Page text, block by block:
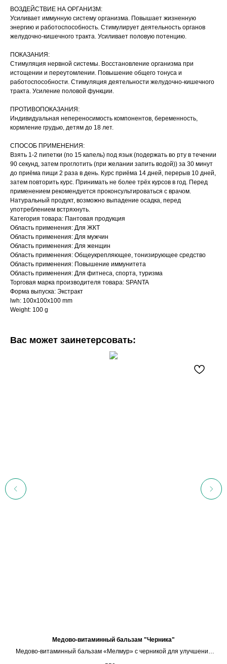
ВОЗДЕЙСТВИЕ НА ОРГАНИЗМ:
Усиливает иммунную систему организма. Повышает жизненную
энергию и работоспособность. Стимулирует деятельность органов
желудочно-кишечного тракта. Усиливает половую потенцию.
ПОКАЗАНИЯ:
Стимуляция нервной системы. Восстановление организма при
истощении и переутомлении. Повышение общего тонуса и
работоспособности. Стимуляция деятельности желудочно-кишечного
тракта. Усиление половой функции.
ПРОТИВОПОКАЗАНИЯ:
Индивидуальная непереносимость компонентов, беременность,
кормление грудью, детям до 18 лет.
СПОСОБ ПРИМЕНЕНИЯ:
Взять 1-2 пипетки (по 15 капель) под язык (подержать во рту в течении
90 секунд, затем проглотить (при желании запить водой)) за 30 минут
до приёма пищи 2 раза в день. Курс приёма 14 дней, перерыв 10 дней,
затем повторить курс. Принимать не более трёх курсов в год. Перед
применением рекомендуется проконсультироваться с врачом.
Натуральный продукт, возможно выпадение осадка, перед
употреблением встряхнуть.
Категория товара: Пантовая продукция
Область применения: Для ЖКТ
Область применения: Для мужчин
Область применения: Для женщин
Область применения: Общеукрепляющее, тонизирующее средство
Область применения: Повышение иммунитета
Область применения: Для фитнеса, спорта, туризма
Торговая марка производителя товара: SPANTA
Форма выпуска: Экстракт
lwh: 100x100x100 mm
Weight: 100 g
Вас может заинетерсовать:
Медово-витаминный бальзам "Черника"
Медово-витаминный бальзам «Мелмур» с черникой для улучшения